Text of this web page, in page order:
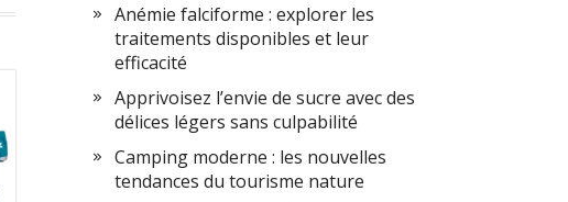
Anémie falciforme : explorer les
traitements disponibles et leur
efficacité
Apprivoisez l’envie de sucre avec des
délices légers sans culpabilité
Camping moderne : les nouvelles
tendances du tourisme nature